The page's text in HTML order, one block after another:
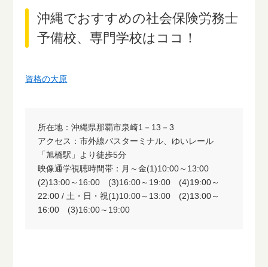
沖縄でおすすめの社会保険労務士
予備校、専門学校はココ！
資格の大原
所在地：沖縄県那覇市泉崎1－13－3
アクセス：市外線バスターミナル、ゆいレール
「旭橋駅」より徒歩5分
映像通学視聴時間帯：月～金(1)10:00～13:00
(2)13:00～16:00 (3)16:00～19:00 (4)19:00～
22:00 / 土・日・祝(1)10:00～13:00 (2)13:00～
16:00 (3)16:00～19:00